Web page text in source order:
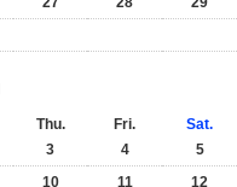
Thu. Fri.
Sat.
3 4
5
10 11 12